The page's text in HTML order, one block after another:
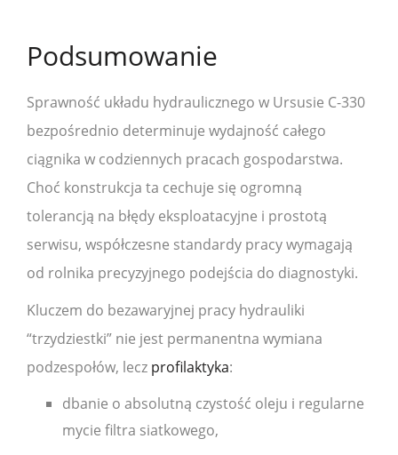
Podsumowanie
Sprawność układu hydraulicznego w Ursusie C-330
bezpośrednio determinuje wydajność całego
ciągnika w codziennych pracach gospodarstwa.
Choć konstrukcja ta cechuje się ogromną
tolerancją na błędy eksploatacyjne i prostotą
serwisu, współczesne standardy pracy wymagają
od rolnika precyzyjnego podejścia do diagnostyki.
Kluczem do bezawaryjnej pracy hydrauliki
“trzydziestki” nie jest permanentna wymiana
podzespołów, lecz profilaktyka:
dbanie o absolutną czystość oleju i regularne
mycie filtra siatkowego,